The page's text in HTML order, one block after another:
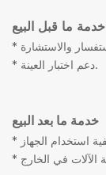
خدمة ما قبل البيع
* دعم اختبار العينة.
خدمة ما بعد البيع